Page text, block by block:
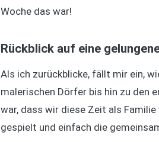
Woche das war!
Rückblick auf eine
Als ich zurückblicke, fällt mir ein,
malerischen Dörfer bis hin zu den
war, dass wir diese Zeit als
gespielt und einfach die